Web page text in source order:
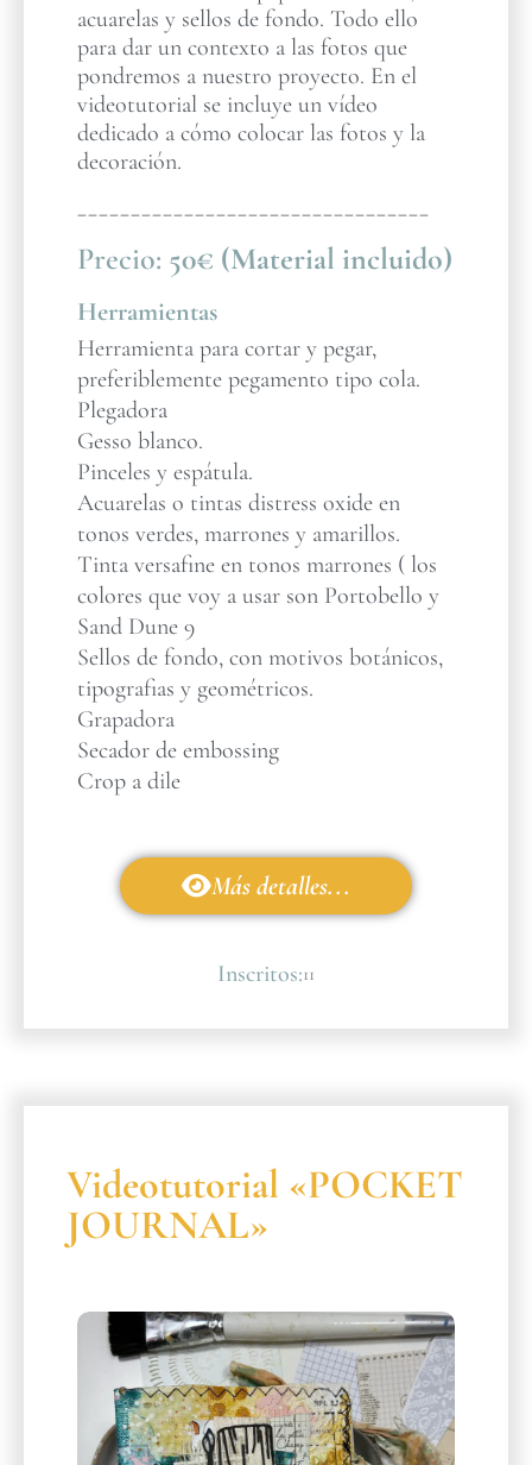
acuarelas y sellos de fondo. Todo ello
para dar un contexto a las fotos que
pondremos a nuestro proyecto. En el
videotutorial se incluye un vídeo
dedicado a cómo colocar las fotos y la
decoración.
_________________________________
Precio: 50€ (Material incluido)
Herramientas
Herramienta para cortar y pegar,
preferiblemente pegamento tipo cola.
Plegadora
Gesso blanco.
Pinceles y espátula.
Acuarelas o tintas distress oxide en
tonos verdes, marrones y amarillos.
Tinta versafine en tonos marrones ( los
colores que voy a usar son Portobello y
Sand Dune 9
Sellos de fondo, con motivos botánicos,
tipografias y geométricos.
Grapadora
Secador de embossing
Crop a dile
Más detalles...
Inscritos:11
Videotutorial «POCKET
JOURNAL»